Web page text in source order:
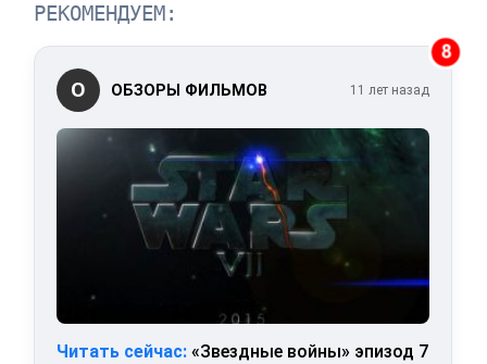
РЕКОМЕНДУЕМ:
8
О ОБЗОРЫ ФИЛЬМОВ 11 лет назад
Читать сейчас: «Звездные войны» эпизод 7